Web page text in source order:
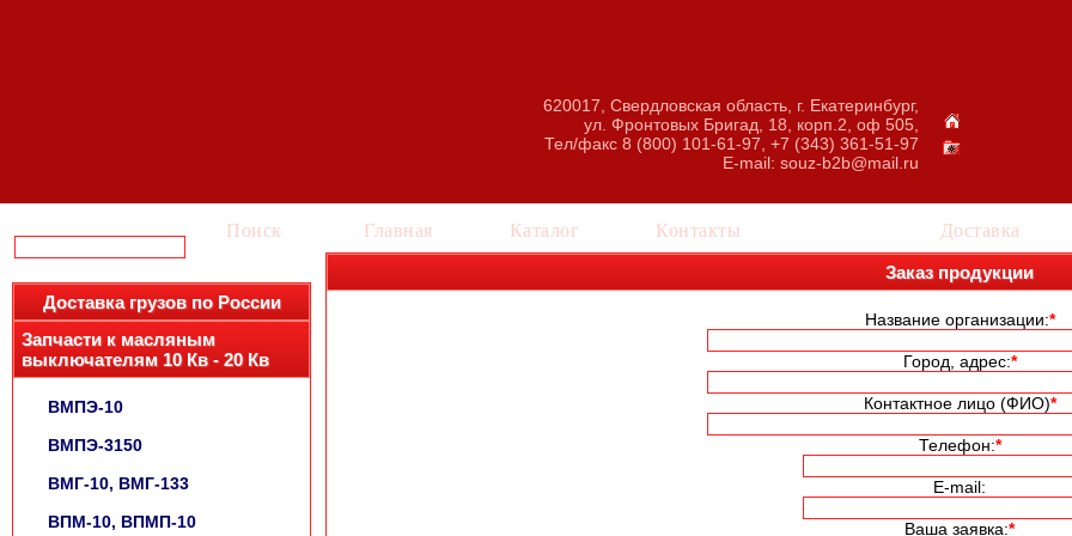
620017, Свердловская область, г. Екатеринбург,
ул. Фронтовых Бригад, 18, корп.2, оф 505,
Тел/факс 8 (800) 101-61-97, +7 (343) 361-51-97
E-mail: souz-b2b@mail.ru
Поиск
Доставка грузов по России
Запчасти к масляным
выключателям 10 Кв - 20 Кв
ВМПЭ-10
ВМПЭ-3150
ВМГ-10, ВМГ-133
ВПМ-10, ВПМП-10
Главная Каталог Контакты Доставка
Заказ продукции
Название организации:*
Город, адрес:*
Контактное лицо (ФИО)*
Телефон:*
E-mail:
Ваша заявка:*